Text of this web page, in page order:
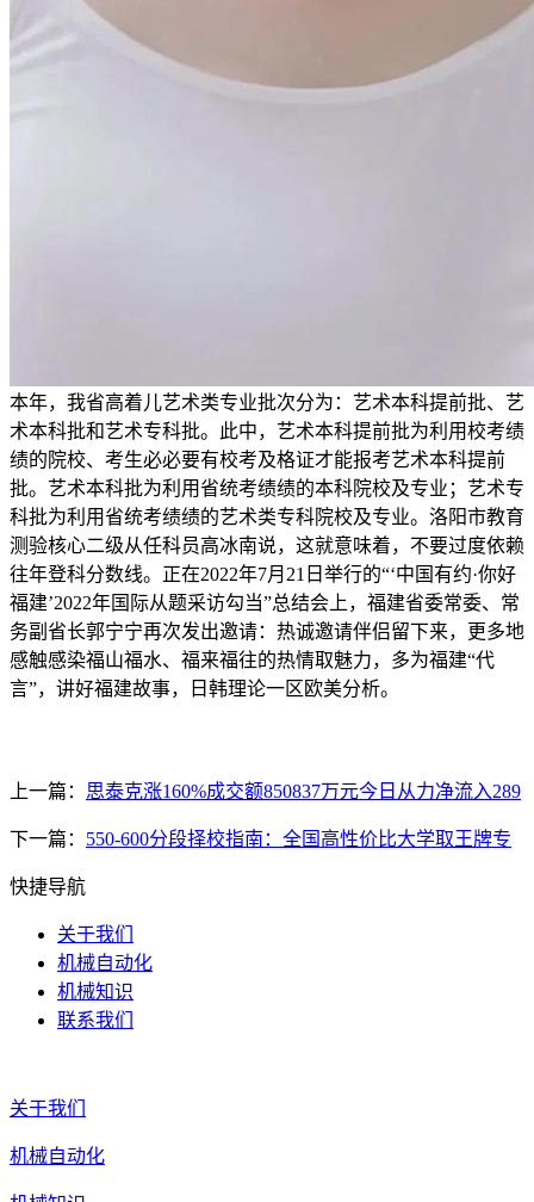
本年，我省高着儿艺术类专业批次分为：艺术本科提前批、艺
术本科批和艺术专科批。此中，艺术本科提前批为利用校考绩
绩的院校、考生必必要有校考及格证才能报考艺术本科提前
批。艺术本科批为利用省统考绩绩的本科院校及专业；艺术专
科批为利用省统考绩绩的艺术类专科院校及专业。洛阳市教育
测验核心二级从任科员高冰南说，这就意味着，不要过度依赖
往年登科分数线。正在2022年7月21日举行的“‘中国有约·你好
福建’2022年国际从题采访勾当”总结会上，福建省委常委、常
务副省长郭宁宁再次发出邀请：热诚邀请伴侣留下来，更多地
感触感染福山福水、福来福往的热情取魅力，多为福建“代
言”，讲好福建故事，日韩理论一区欧美分析。
上一篇： 思泰克涨160%成交额850837万元今日从力净流入289
下一篇： 550-600分段择校指南：全国高性价比大学取王牌专
快捷导航
关于我们
机械自动化
机械知识
联系我们
关于我们
机械自动化